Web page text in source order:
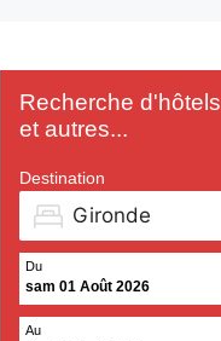
Recherche d'hôtels
et autres...
Destination
Du
sam 01 Août 2026
Au